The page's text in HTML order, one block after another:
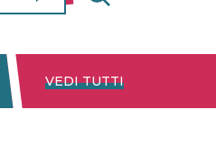
DISNEY+ NETFLIX
VEDI TUTTI